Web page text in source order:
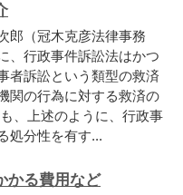
郎（冠木克彦法律事務
、行政事件訴訟法はかつ
者訴訟という類型の救済
関の行為に対する救済の
、上述のように、行政事
処分性を有す...
かる費用など